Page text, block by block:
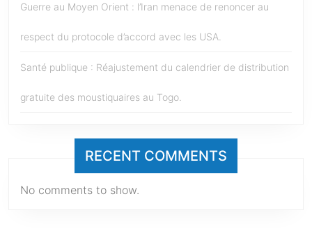
Guerre au Moyen Orient : l’Iran menace de renoncer au
respect du protocole d’accord avec les USA.
Santé publique : Réajustement du calendrier de distribution
gratuite des moustiquaires au Togo.
RECENT COMMENTS
No comments to show.